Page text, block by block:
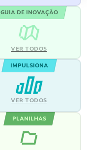
GUIA DE INOVAÇÃO
VER TODOS
IMPULSIONA
VER TODOS
PLANILHAS